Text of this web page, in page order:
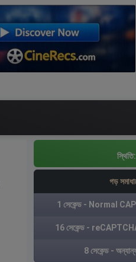
স্থিতি:
গড়
1 সেকেন্ড - Normal
16 সেকেন্ড -
8 সেকেন্ড -